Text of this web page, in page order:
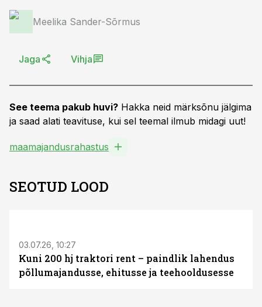
Meelika Sander-Sõrmus
Jaga Vihja
See teema pakub huvi? Hakka neid märksõnu jälgima
ja saad alati teavituse, kui sel teemal ilmub midagi uut!
maamajandusrahastus
SEOTUD LOOD
03.07.26, 10:27
Kuni 200 hj traktori rent – paindlik lahendus
põllumajandusse, ehitusse ja teehooldusesse